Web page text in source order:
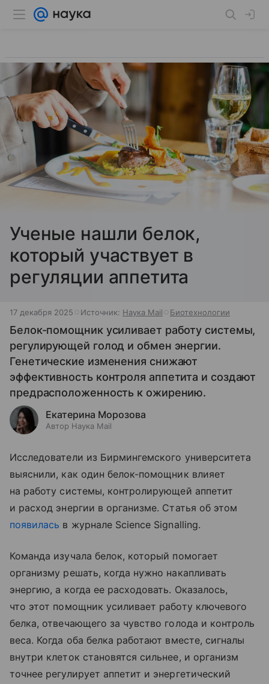
Ученые нашли белок,
который участвует в
регуляции аппетита
17 декабря 2025 Источник: Наука Mail Биотехнологии
Белок-помощник усиливает работу системы,
регулирующей голод и обмен энергии.
Генетические изменения снижают
эффективность контроля аппетита и создают
предрасположенность к ожирению.
Екатерина Морозова
Автор Наука Mail
Исследователи из Бирмингемского университета
выяснили, как один белок-помощник влияет
на работу системы, контролирующей аппетит
и расход энергии в организме. Статья об этом
появилась в журнале Science Signalling.
Команда изучала белок, который помогает
организму решать, когда нужно накапливать
энергию, а когда ее расходовать. Оказалось,
что этот помощник усиливает работу ключевого
белка, отвечающего за чувство голода и контроль
веса. Когда оба белка работают вместе, сигналы
внутри клеток становятся сильнее, и организм
точнее регулирует аппетит и энергетический